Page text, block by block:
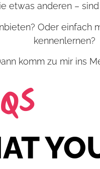
etwas anderen –
Oder einfach
kennenlernen?
komm zu mir ins